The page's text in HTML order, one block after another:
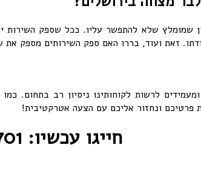
שמומלץ שלא להתפשר עליו. ככל שספק
זאת ועוד, בררו האם ספק השירותים מספק את
לרשות לקוחותינו ניסיון רב בתחום.
חייגו עכשיו: 072-3340-701